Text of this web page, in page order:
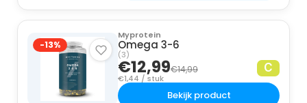
-13%
Myprotein
Omega 3-6
(3)
€12,99€14,99
€1,44 / stuk
C
Bekijk product